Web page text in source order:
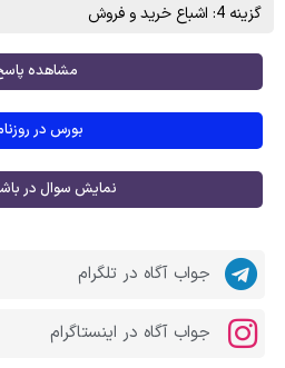
گزینه 4: اشباع خرید و فروش
مشاهده
بورس در
نمایش سوال در
جواب آگاه در تلگرام
جواب آگاه در اینستاگرام